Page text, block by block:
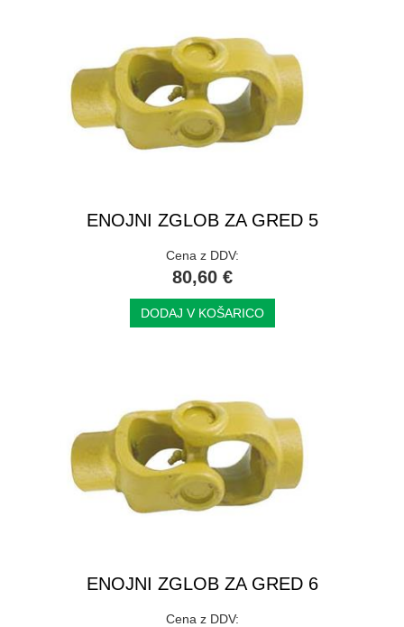
ENOJNI ZGLOB ZA GRED 5
Cena z DDV:
80,60 €
DODAJ V KOŠARICO
ENOJNI ZGLOB ZA GRED 6
Cena z DDV: